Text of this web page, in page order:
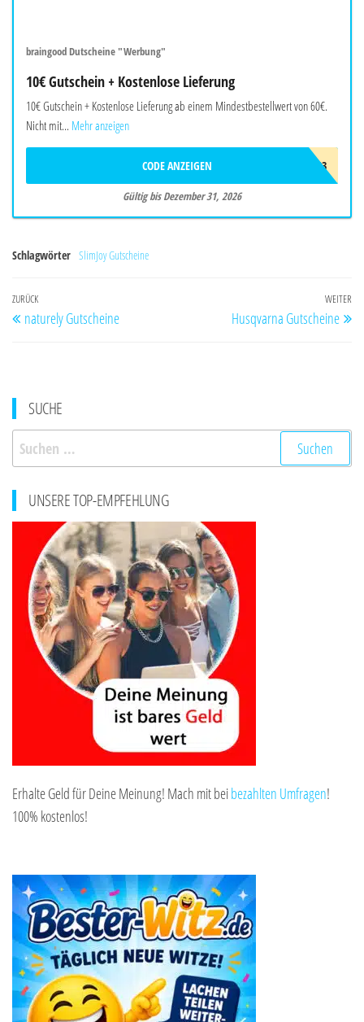
braingood Dutscheine "Werbung"
10€ Gutschein + Kostenlose Lieferung
10€ Gutschein + Kostenlose Lieferung ab einem Mindestbestellwert von 60€.
Nicht mit... Mehr anzeigen
BRAW403
CODE ANZEIGEN
Gültig bis Dezember 31, 2026
Schlagwörter SlimJoy Gutscheine
Beitragsnavigation
Vorheriger
Beitrag
ZURÜCK
naturely Gutscheine
WEITER
Husqvarna Gutscheine
SUCHE
Suchen
nach:
UNSERE TOP-EMPFEHLUNG
Erhalte Geld für Deine Meinung! Mach mit beibezahlten Umfragen!
100% kostenlos!